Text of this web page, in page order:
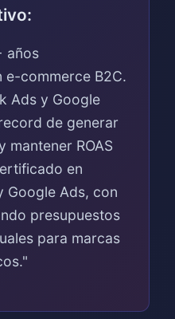
años
e-commerce B2C.
Ads y Google
de generar
mantener ROAS
en
Google Ads, con
presupuestos
para marcas